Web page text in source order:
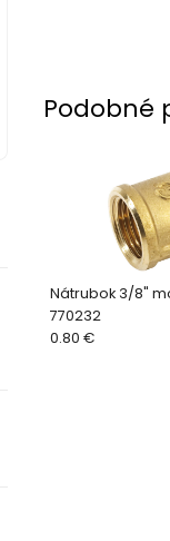
Podobné
Nátrubok 3/8"
770232
0.80 €